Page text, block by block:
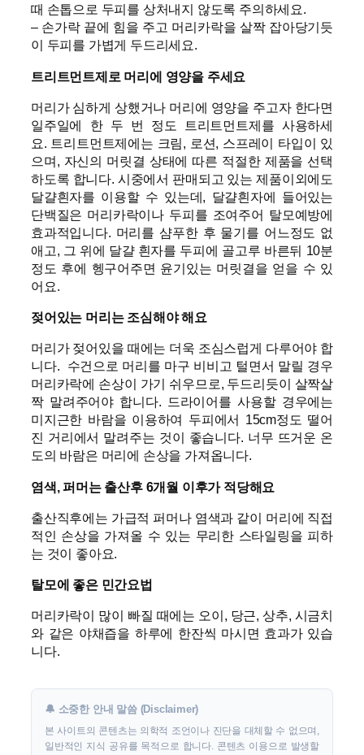
때 손톱으로 두피를 상처내지 않도록 주의하세요.
– 손가락 끝에 힘을 주고 머리카락을 살짝 잡아당기듯
이 두피를 가볍게 두드리세요.
트리트먼트제로 머리에 영양을 주세요
머리가 심하게 상했거나 머리에 영양을 주고자 한다면
일주일에 한 두 번 정도 트리트먼트제를 사용하세
요. 트리트먼트제에는 크림, 로션, 스프레이 타입이 있
으며, 자신의 머릿결 상태에 따른 적절한 제품을 선택
하도록 합니다. 시중에서 판매되고 있는 제품이외에도
달걀흰자를 이용할 수 있는데, 달걀흰자에 들어있는
단백질은 머리카락이나 두피를 조여주어 탈모예방에
효과적입니다. 머리를 샴푸한 후 물기를 어느정도 없
애고, 그 위에 달걀 흰자를 두피에 골고루 바른뒤 10분
정도 후에 헹구어주면 윤기있는 머릿결을 얻을 수 있
어요.
젖어있는 머리는 조심해야 해요
머리가 젖어있을 때에는 더욱 조심스럽게 다루어야 합
니다. 수건으로 머리를 마구 비비고 털면서 말릴 경우
머리카락에 손상이 가기 쉬우므로, 두드리듯이 살짝살
짝 말려주어야 합니다. 드라이어를 사용할 경우에는
미지근한 바람을 이용하여 두피에서 15cm정도 떨어
진 거리에서 말려주는 것이 좋습니다. 너무 뜨거운 온
도의 바람은 머리에 손상을 가져옵니다.
염색, 퍼머는 출산후 6개월 이후가 적당해요
출산직후에는 가급적 퍼머나 염색과 같이 머리에 직접
적인 손상을 가져올 수 있는 무리한 스타일링을 피하
는 것이 좋아요.
탈모에 좋은 민간요법
머리카락이 많이 빠질 때에는 오이, 당근, 상추, 시금치
와 같은 야채즙을 하루에 한잔씩 마시면 효과가 있습
니다.
🔔 소중한 안내 말씀 (Disclaimer)
본 사이트의 콘텐츠는 의학적 조언이나 진단을 대체할 수 없으며,
일반적인 지식 공유를 목적으로 합니다. 콘텐츠 이용으로 발생할